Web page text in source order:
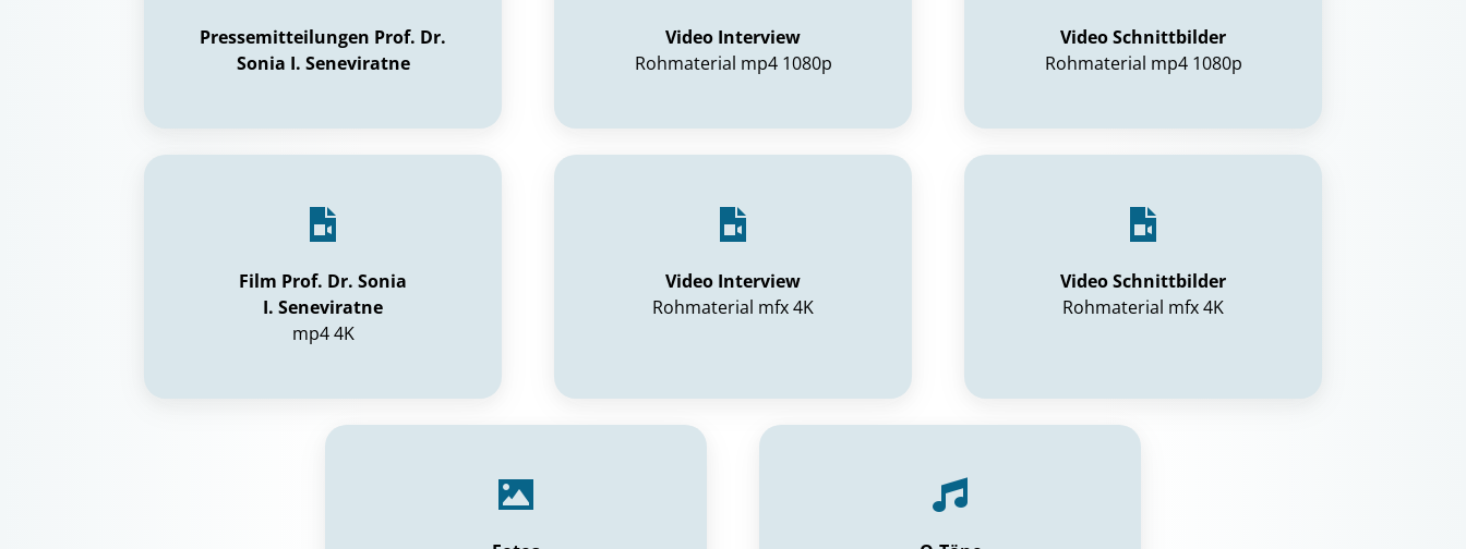
Pressemitteilungen Prof. Dr.
Sonia I. Seneviratne
Video Interview
Rohmaterial mp4 1080p
Video Schnittbilder
Rohmaterial mp4 1080p
Film Prof. Dr. Sonia
I. Seneviratne
mp4 4K
Video Interview
Rohmaterial mfx 4K
Video Schnittbilder
Rohmaterial mfx 4K